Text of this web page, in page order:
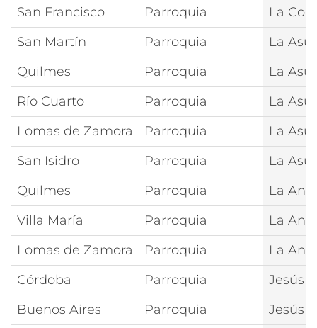
San Francisco Parroquia
La
San Martín
Parroquia
La
Quilmes
Parroquia
La
Río Cuarto
Parroquia
La
Lomas de Zamora
Parroquia
La
San Isidro
Parroquia
La
Quilmes
Parroquia
La
Villa María
Parroquia
La
Lomas de Zamora
Parroquia
La
Córdoba
Parroquia
Jesús
Buenos Aires
Parroquia
Jesús